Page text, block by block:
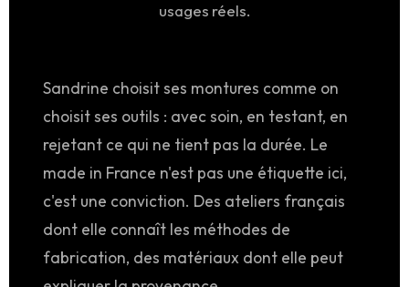
usages réels.
Sandrine choisit ses montures comme on
choisit ses outils : avec soin, en testant, en
rejetant ce qui ne tient pas la durée. Le
made in France n'est pas une étiquette ici,
c'est une conviction. Des ateliers français
dont elle connaît les méthodes de
fabrication, des matériaux dont elle peut